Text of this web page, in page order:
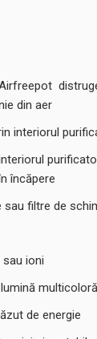
din aer
interiorul
încăpere
sau filtre de
ioni
de energie